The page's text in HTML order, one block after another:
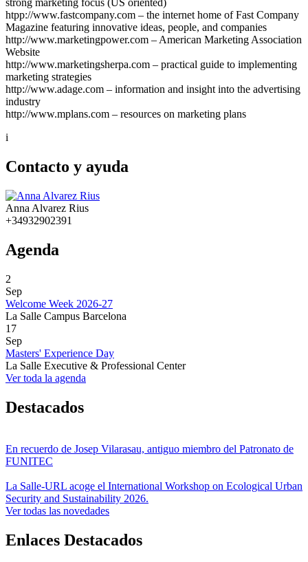
strong marketing focus (US oriented)
htpp://www.fastcompany.com – the internet home of Fast Company
Magazine featuring innovative ideas, people, and companies
http://www.marketingpower.com – American Marketing Association
Website
http://www.marketingsherpa.com – practical guide to implementing
marketing strategies
http://www.adage.com – information and insight into the advertising
industry
http://www.mplans.com – resources on marketing plans
i
Contacto y ayuda
Anna Alvarez Rius
+34932902391
Agenda
2
Sep
Welcome Week 2026-27
La Salle Campus Barcelona
17
Sep
Masters' Experience Day
La Salle Executive & Professional Center
Ver toda la agenda
Destacados
En recuerdo de Josep Vilarasau, antiguo miembro del Patronato de
FUNITEC
La Salle-URL acoge el International Workshop on Ecological Urban
Security and Sustainability 2026.
Ver todas las novedades
Enlaces Destacados